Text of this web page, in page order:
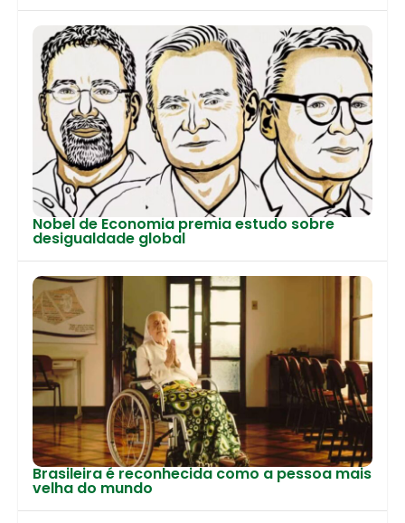
Nobel de Economia premia estudo sobre
desigualdade global
Brasileira é reconhecida como a pessoa mais
velha do mundo